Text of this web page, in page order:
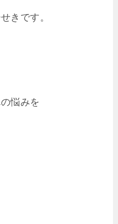
きです。
悩みを